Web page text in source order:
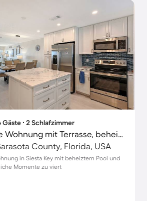
Gäste ∙ 2 Schlafzimmer
Wunderschöne Wohnung mit Terrasse, beheiztem Pool und Garten | Strand in der Nähe
County, Florida, USA
in Siesta Key mit beheiztem Pool und
Momente zu viert